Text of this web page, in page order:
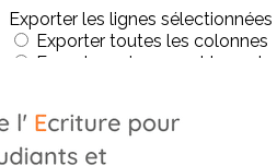
Exporter les lignes sélectionnées
Exporter toutes les colonnes
Exporter uniquement les
Menu
?>